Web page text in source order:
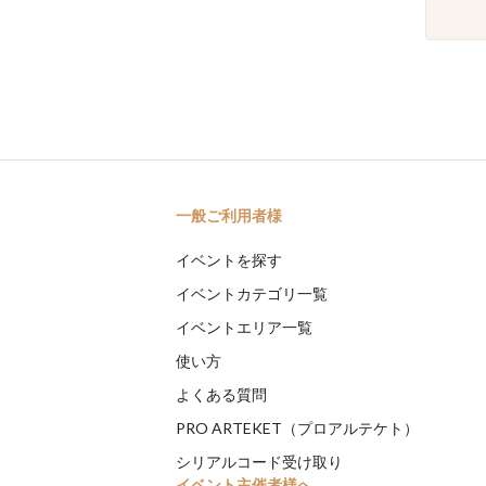
一般ご利用者様
イベントを探す
イベントカテゴリ一覧
イベントエリア一覧
使い方
よくある質問
PRO ARTEKET（プロアルテケト）
シリアルコード受け取り